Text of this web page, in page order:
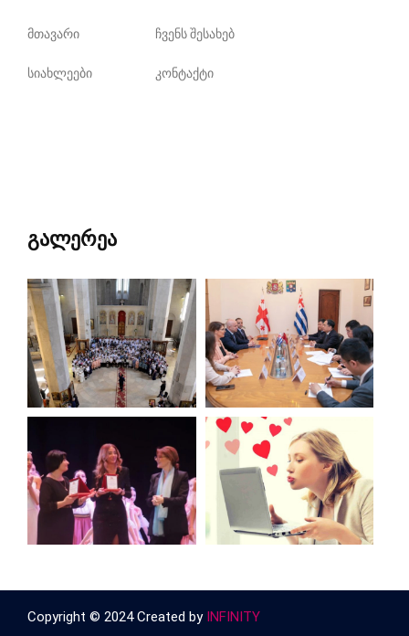
მთავარი ჩვენს შესახებ
სიახლეები კონტაქტი
გალერეა
Copyright © 2024 Created by INFINITY